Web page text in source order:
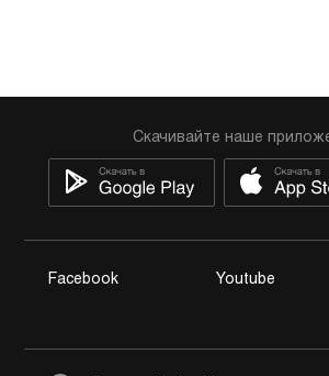
Скачивайте наше
Facebook Youtube